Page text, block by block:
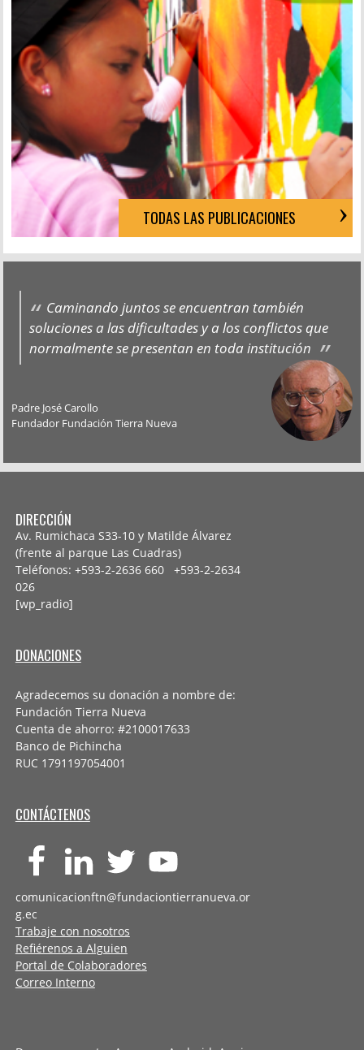
TODAS LAS PUBLICACIONES
Caminando juntos se encuentran también
soluciones a las dificultades y a los conflictos que
normalmente se presentan en toda institución
Padre José Carollo
Fundador Fundación Tierra Nueva
DIRECCIÓN
Av. Rumichaca S33-10 y Matilde Álvarez
(frente al parque Las Cuadras)
Teléfonos: +593-2-2636 660 +593-2-2634
026
[wp_radio]
DONACIONES
Agradecemos su donación a nombre de:
Fundación Tierra Nueva
Cuenta de ahorro: #2100017633
Banco de Pichincha
RUC 1791197054001
CONTÁCTENOS
comunicacionftn@fundaciontierranueva.or
g.ec
Trabaje con nosotros
Refiérenos a Alguien
Portal de Colaboradores
Correo Interno